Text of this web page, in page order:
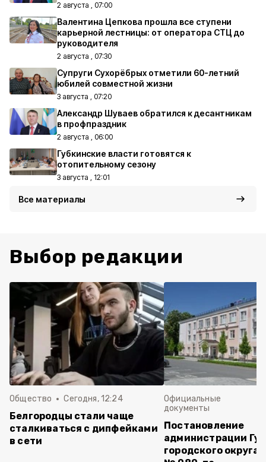
2 августа , 07:00
Валентина Цепкова прошла все ступени
карьерной лестницы: от оператора СТЦ до
руководителя
2 августа , 07:30
Супруги Сухорёбрых отметили 60-летний
юбилей совместной жизни
3 августа , 07:20
Александр Шуваев обратился к десантникам
в профпраздник
2 августа , 06:00
Губкинские власти готовятся к
отопительному сезону
3 августа , 12:01
Все материалы
Выбор редакции
Общество Сегодня, 12:24
Белгородцы стали чаще
сталкиваться с дипфейками
в сети
Официальные
документы
Постановление
администрации
городского округа